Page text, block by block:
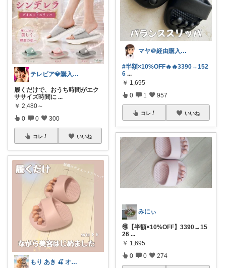
テレビア💎購入ありがとう😉ﾌﾟﾛﾌ見
履くだけで、おうち時間がエク
ササイズ時間に ...
￥ 2,480～
0 0 300
コレ いいね
もり あき 🍒 オリ写強化中です♡◡̈
マヤ＠経由購入に感謝❤️
#半額×10%OFF🔥🔥3390→152
6 ...
￥ 1,695
0 1 957
コレ いいね
みにぃ
🉐【半額×10%OFF】3390→15
26 ...
￥ 1,695
0 0 274